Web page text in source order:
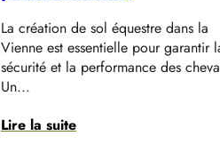
La création de sol équestre dans la
Vienne est essentielle pour garantir
sécurité et la performance des
Un...
Lire la suite